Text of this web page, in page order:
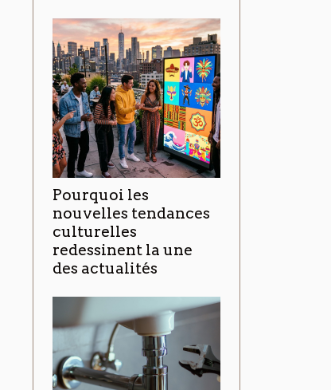
Pourquoi les
nouvelles tendances
culturelles
redessinent la une
des actualités